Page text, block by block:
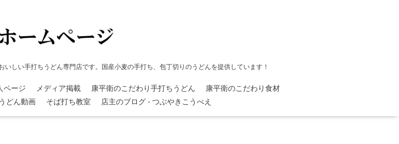
いしい手打ちうどん専門店です。国産小麦の手打ち、包丁切りのうどんを提供しています！
ページ メディア掲載 康平衛のこだわり手打ちうどん
康平衛のこだわり食材
うどん動画 そば打ち教室 店主のブログ - つぶやきこうべえ